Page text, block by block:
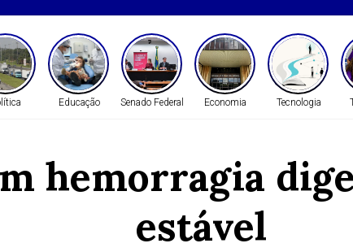
Educação Senado Federal Economia Tecnologia
hemorragia
estável